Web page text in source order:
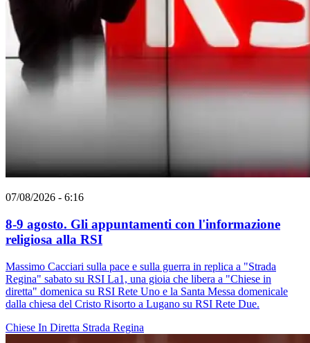
07/08/2026 - 6:16
8-9 agosto. Gli appuntamenti con l'informazione
religiosa alla RSI
Massimo Cacciari sulla pace e sulla guerra in replica a "Strada
Regina" sabato su RSI La1, una gioia che libera a "Chiese in
diretta" domenica su RSI Rete Uno e la Santa Messa domenicale
dalla chiesa del Cristo Risorto a Lugano su RSI Rete Due.
Chiese In Diretta Strada Regina